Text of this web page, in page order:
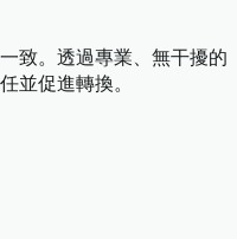
致。透過專業、無干擾的
並促進轉換。